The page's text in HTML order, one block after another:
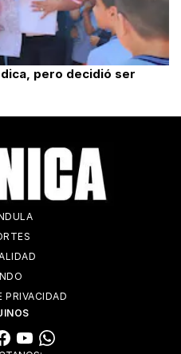
pero decidió ser
PRIVACIDAD